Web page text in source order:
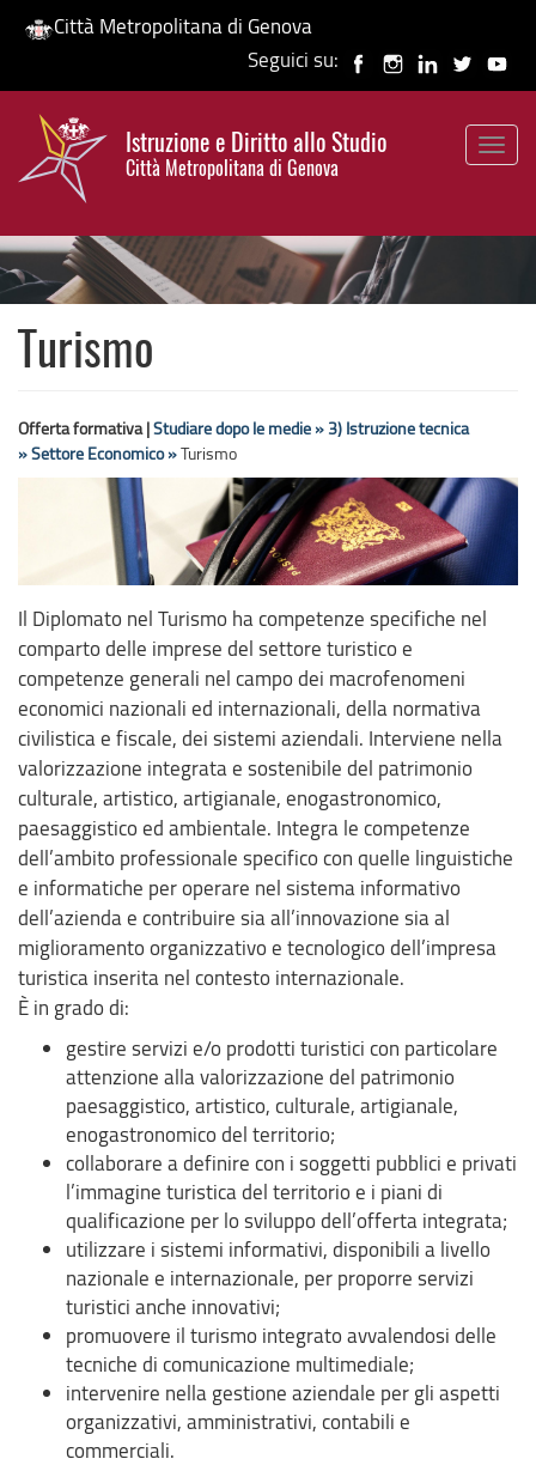
Salta
contenuto
principale
Città Metropolitana di Genova
Seguici su:
Istruzione e Diritto allo Studio
Città Metropolitana di Genova
HP banner
Turismo
Offerta formativa |Studiare dopo le medie » 3) Istruzione tecnica
»Settore Economico »Turismo
Il Diplomato nel Turismo ha competenze specifiche nel
comparto delle imprese del settore turistico e
competenze generali nel campo dei macrofenomeni
economici nazionali ed internazionali, della normativa
civilistica e fiscale, dei sistemi aziendali. Interviene nella
valorizzazione integrata e sostenibile del patrimonio
culturale, artistico, artigianale, enogastronomico,
paesaggistico ed ambientale. Integra le competenze
dell’ambito professionale specifico con quelle linguistiche
e informatiche per operare nel sistema informativo
dell’azienda e contribuire sia all’innovazione sia al
miglioramento organizzativo e tecnologico dell’impresa
turistica inserita nel contesto internazionale.
È in grado di:
gestire servizi e/o prodotti turistici con particolare
attenzione alla valorizzazione del patrimonio
paesaggistico, artistico, culturale, artigianale,
enogastronomico del territorio;
collaborare a definire con i soggetti pubblici e privati
l’immagine turistica del territorio e i piani di
qualificazione per lo sviluppo dell’offerta integrata;
utilizzare i sistemi informativi, disponibili a livello
nazionale e internazionale, per proporre servizi
turistici anche innovativi;
promuovere il turismo integrato avvalendosi delle
tecniche di comunicazione multimediale;
intervenire nella gestione aziendale per gli aspetti
organizzativi, amministrativi, contabili e
commerciali.